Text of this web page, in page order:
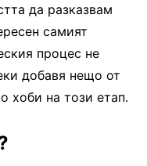
да разказвам
самият
процес не
добавя нещо от
хоби на този етап.